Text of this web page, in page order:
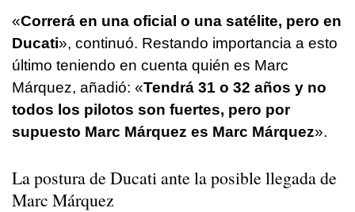
«Correrá en una oficial o una satélite, pero en
Ducati», continuó. Restando importancia a esto
último teniendo en cuenta quién es Marc
Márquez, añadió: «Tendrá 31 o 32 años y no
todos los pilotos son fuertes, pero por
supuesto Marc Márquez es Marc Márquez».
La postura de Ducati ante la posible llegada de
Marc Márquez